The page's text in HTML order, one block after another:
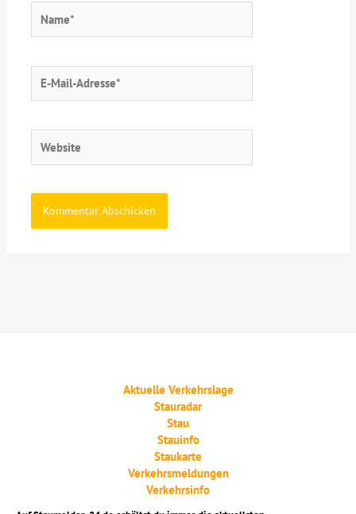
Mail-
Aktuelle Verkehrslage
Stauradar
Stau
Stauinfo
Staukarte
Verkehrsmeldungen
Verkehrsinfo